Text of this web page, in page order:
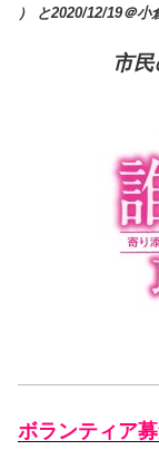
） と2020/12/19＠小
市
ボランティア